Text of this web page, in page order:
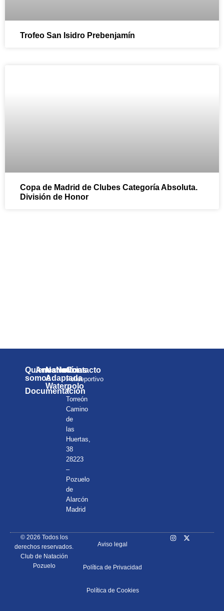
Trofeo San Isidro Prebenjamín
Copa de Madrid de Clubes Categoría Absoluta.
División de Honor
Quienes
somos
Documentación
Anuarios
Natación
Adaptada
Waterpolo
Noticias
Contacto
Polideportivo
el
Torreón
Camino
de
las
Huertas,
38
28223
–
Pozuelo
de
Alarcón
Madrid
© 2026 Todos los
derechos reservados.
Club de Natación
Pozuelo
Aviso legal
Política de Privacidad
Política de Cookies